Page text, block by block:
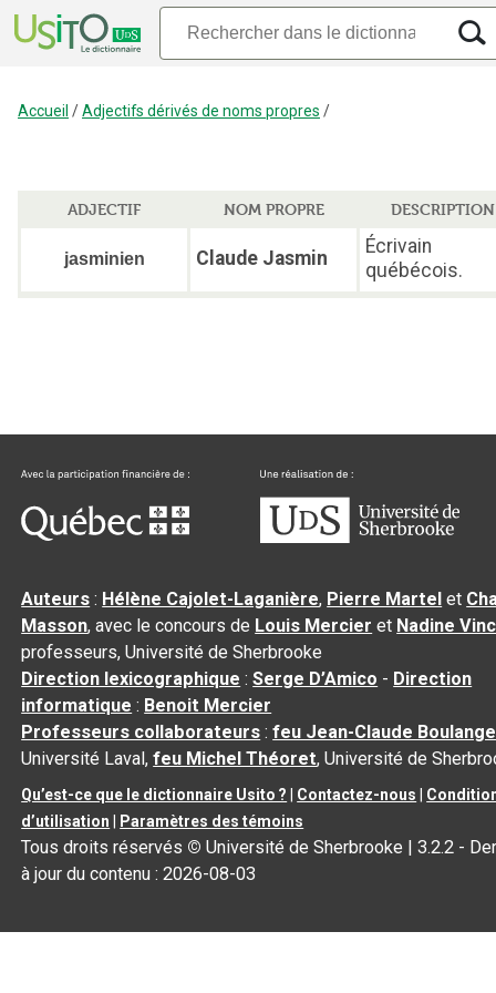
Accueil /Adjectifs dérivés de noms propres /
ADJECTIF NOM PROPRE DESCRIPTION
jasminien Claude Jasmin
Écrivain
québécois.
Auteurs : Hélène Cajolet-Laganière, Pierre Martel et
Masson, avec le concours de Louis Mercier et Nadine
professeurs, Université de Sherbrooke
Direction lexicographique :Serge D’Amico - Direction
informatique : Benoit Mercier
Professeurs collaborateurs :feu Jean-Claude
Université Laval,feu Michel Théoret, Université de
Qu’est-ce que le dictionnaire Usito ? Contactez-nous
d’utilisation
Paramètres des témoins
Tous droits réservés © Université de Sherbrooke |3.2.2 -
à jour du contenu :2026-08-03